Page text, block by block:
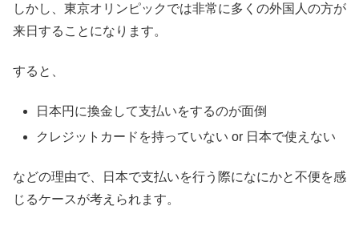
しかし、東京オリンピックでは非常に多くの外国人の方が
来日することになります。
すると、
日本円に換金して支払いをするのが面倒
クレジットカードを持っていない or 日本で使えない
などの理由で、日本で支払いを行う際になにかと不便を感
じるケースが考えられます。